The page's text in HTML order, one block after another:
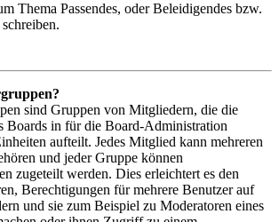
Thema Passendes, oder Beleidigendes bzw.
sind Gruppen von Mitgliedern, die die
Boards in für die Board-Administration
aufteilt. Jedes Mitglied kann mehreren
und jeder Gruppe können
zugeteilt werden. Dies erleichtert es den
Berechtigungen für mehrere Benutzer auf
und sie zum Beispiel zu Moderatoren eines